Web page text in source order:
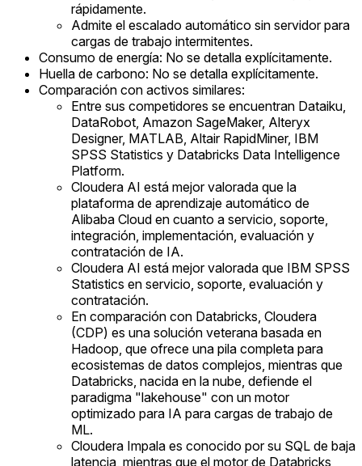
rápidamente.
Admite el escalado automático sin servidor para
cargas de trabajo intermitentes.
Consumo de energía: No se detalla explícitamente.
Huella de carbono: No se detalla explícitamente.
Comparación con activos similares:
Entre sus competidores se encuentran Dataiku,
DataRobot, Amazon SageMaker, Alteryx
Designer, MATLAB, Altair RapidMiner, IBM
SPSS Statistics y Databricks Data Intelligence
Platform.
Cloudera AI está mejor valorada que la
plataforma de aprendizaje automático de
Alibaba Cloud en cuanto a servicio, soporte,
integración, implementación, evaluación y
contratación de IA.
Cloudera AI está mejor valorada que IBM SPSS
Statistics en servicio, soporte, evaluación y
contratación.
En comparación con Databricks, Cloudera
(CDP) es una solución veterana basada en
Hadoop, que ofrece una pila completa para
ecosistemas de datos complejos, mientras que
Databricks, nacida en la nube, defiende el
paradigma "lakehouse" con un motor
optimizado para IA para cargas de trabajo de
ML.
Cloudera Impala es conocido por su SQL de baja
latencia, mientras que el motor de Databricks